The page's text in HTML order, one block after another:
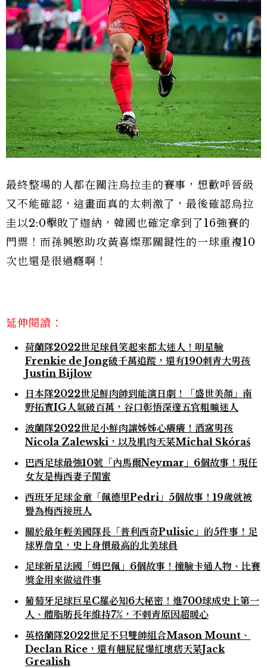
最終整場的人都在關注烏拉圭的賽事，想歡呼晉級
又不能確認，這畫面真的太刺激了，最後確認烏拉
圭以2:0擊敗了迦納，韓國也確定拿到了16強賽的
門票！而孫興慜助攻黃喜燦那關鍵性的一球重複10
次也還是很過癮啊！
延伸閱讀：
荷蘭隊2022世足球員笑起來都太迷人！明星臉
Frenkie de Jong破千萬追蹤，還有190刺青大男孩
Justin Bijlow
日本隊2022世足鮮肉帥到能演日劇！「盛世美顏」南
野拓實IG人氣破百萬，谷口彰悟深邃五官粗曠迷人
波蘭隊2022世足小鮮肉讓姊姊心癢癢！酒窩男孩
Nicola Zalewski，以及肌肉天菜Michał Skóraś
巴西足球最強10號「內馬爾Neymar」6個故事！現任
女友是梅西妻子閨蜜
西班牙足球金童「佩德里Pedri」5個故事！19歲就被
譽為梅西接班人
關於最年輕美國隊長「普利西奇Pulisic」的5件事！足
球界詹皇，史上身價最高的北美球員
足球新星法國「姆巴佩」6個故事！撞臉卡通人物、比賽
獎金用來做這件事
葡萄牙足球巨星C羅必知6大秘密！進700球成史上第一
人、體脂肪長年維持7%，不刺青原因超暖心
英格蘭隊2022世足不只雙帥組合Mason Mount、
Declan Rice，還有翹屁屁爆紅壞痞天菜Jack
Grealish